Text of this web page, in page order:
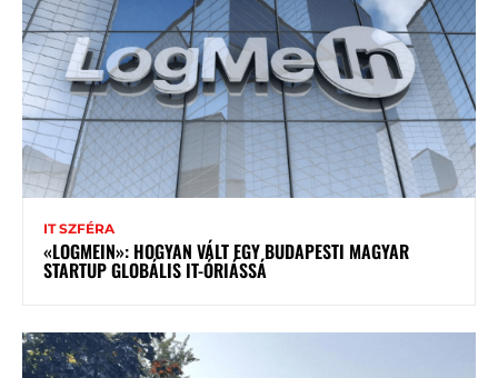
IT SZFÉRA
«LOGMEIN»: HOGYAN VÁLT EGY BUDAPESTI MAGYAR
STARTUP GLOBÁLIS IT-ÓRIÁSSÁ